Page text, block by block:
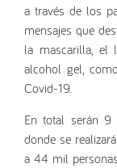
a través de los
mensajes que
la mascarilla, el
alcohol gel,
Covid-19.
En total serán 9
donde se
a 44 mil